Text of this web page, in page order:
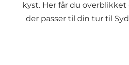
kyst. Her får du
der passer til din tur til